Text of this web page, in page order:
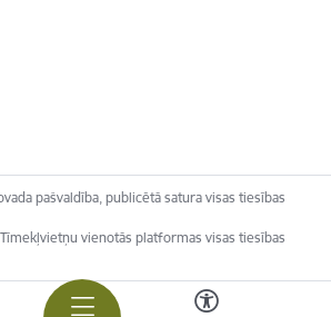
pašvaldība, publicētā satura visas tiesības
vienotās platformas visas tiesības